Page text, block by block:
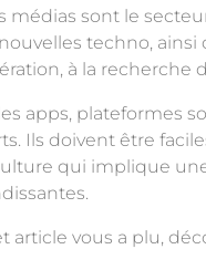
médias sont le
techno,
à la recherche
apps, plateformes
Ils doivent être
qui implique
article vous a plu,